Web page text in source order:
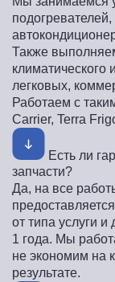
Также
климатического
легковых,
Работаем с
Carrier, Terra
Есть ли
запчасти?
Да, на все
от типа услуги
1 года. Мы
не экономим на
результате.